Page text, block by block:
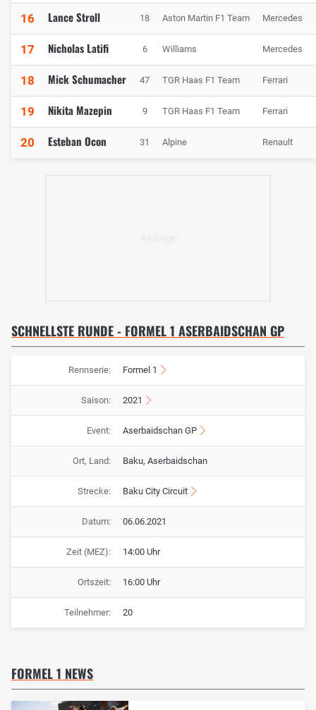
16 Lance Stroll 18 Aston Martin F1 Team Mercedes
17 Nicholas Latifi 6 Williams Mercedes
18 Mick Schumacher 47 TGR Haas F1 Team Ferrari
19 Nikita Mazepin 9 TGR Haas F1 Team Ferrari
20 Esteban Ocon 31 Alpine Renault
SCHNELLSTE RUNDE - FORMEL 1 ASERBAIDSCHAN GP
Rennserie: Formel 1
Saison: 2021
Event: Aserbaidschan GP
Ort, Land: Baku, Aserbaidschan
Strecke: Baku City Circuit
Datum: 06.06.2021
Zeit (MEZ): 14:00 Uhr
Ortszeit: 16:00 Uhr
Teilnehmer: 20
FORMEL 1 NEWS